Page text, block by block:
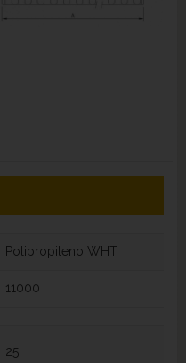
Polipropileno WHT
11000
25